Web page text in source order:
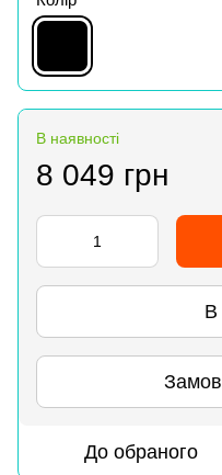
В наявності
8 049 грн
В
До обраного